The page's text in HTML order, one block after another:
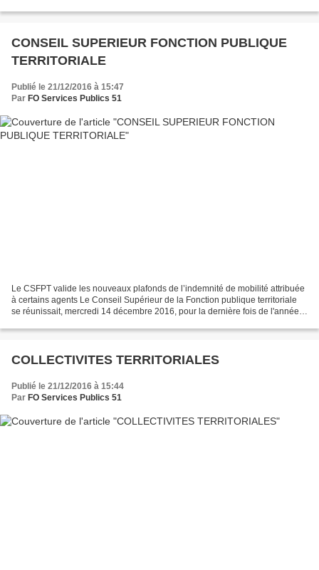
CONSEIL SUPERIEUR FONCTION PUBLIQUE
TERRITORIALE
Publié le 21/12/2016 à 15:47
Par FO Services Publics 51
Le CSFPT valide les nouveaux plafonds de l’indemnité de mobilité attribuée
à certains agents Le Conseil Supérieur de la Fonction publique territoriale
se réunissait, mercredi 14 décembre 2016, pour la dernière fois de l'année
COLLECTIVITES TERRITORIALES
Publié le 21/12/2016 à 15:44
Par FO Services Publics 51